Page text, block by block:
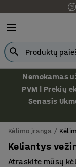
Nemokamas
PVM | Prekių
Senasis
Kėlimo įranga
Keliantys
Atraskite mūsų